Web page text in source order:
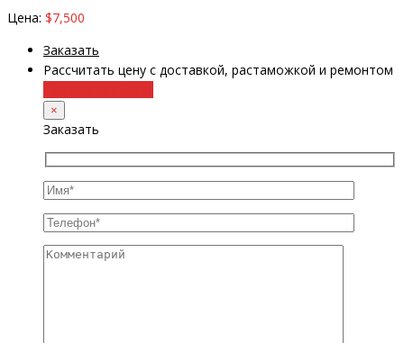
Цена: $7,500
Заказать
Рассчитать цену с доставкой, растаможкой и ремонтом
×
Заказать